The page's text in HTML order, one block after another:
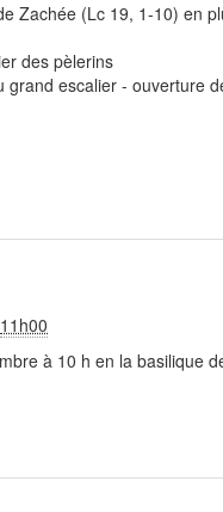
Zachée (Lc 19, 1-10) en
des pèlerins
escalier - ouverture
11h00
à 10 h en la basilique